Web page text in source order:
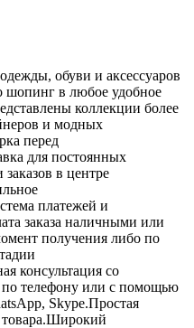
обуви и аксессуаров
шопинг в любое удобное
коллекции более
и модных
перед
для постоянных
в центре
платежей и
заказа наличными или
получения либо по
консультация со
по телефону или с помощью
Skype.Простая
товара.Широкий